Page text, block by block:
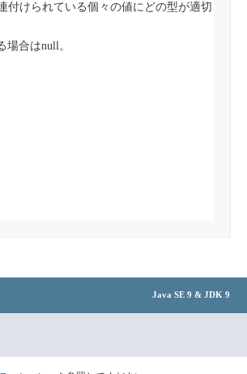
付けられている個々の値にどの型が適切
合はnull。
Java SE 9 & JDK 9